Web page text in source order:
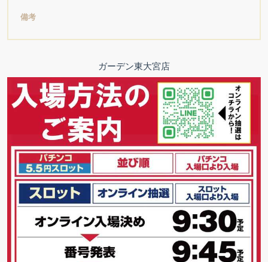
備考
ガーデン東大宮店